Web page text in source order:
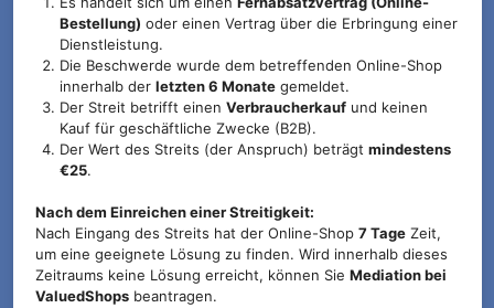
Bestellung) oder einen Vertrag über die Erbringung einer
Dienstleistung.
Die Beschwerde wurde dem betreffenden Online-Shop
innerhalb derletzten 6 Monate gemeldet.
Der Streit betrifft einenVerbraucherkauf und keinen
Kauf für geschäftliche Zwecke (B2B).
Der Wert des Streits (der Anspruch) beträgtmindestens
€25.
Nach dem Einreichen einer Streitigkeit:
Nach Eingang des Streits hat der Online-Shop 7 TageZeit,
um eine geeignete Lösung zu finden. Wird innerhalb dieses
Zeitraums keine Lösung erreicht, können Sie Mediation bei
ValuedShopsbeantragen.